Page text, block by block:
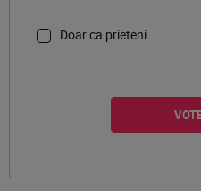
Doar ca prieteni